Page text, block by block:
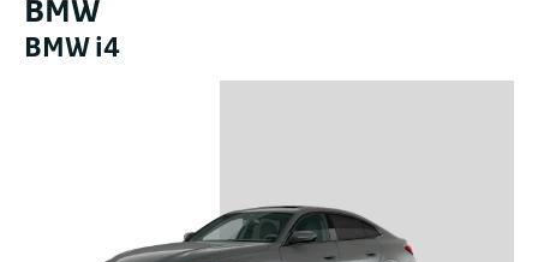
BMW
BMW i4